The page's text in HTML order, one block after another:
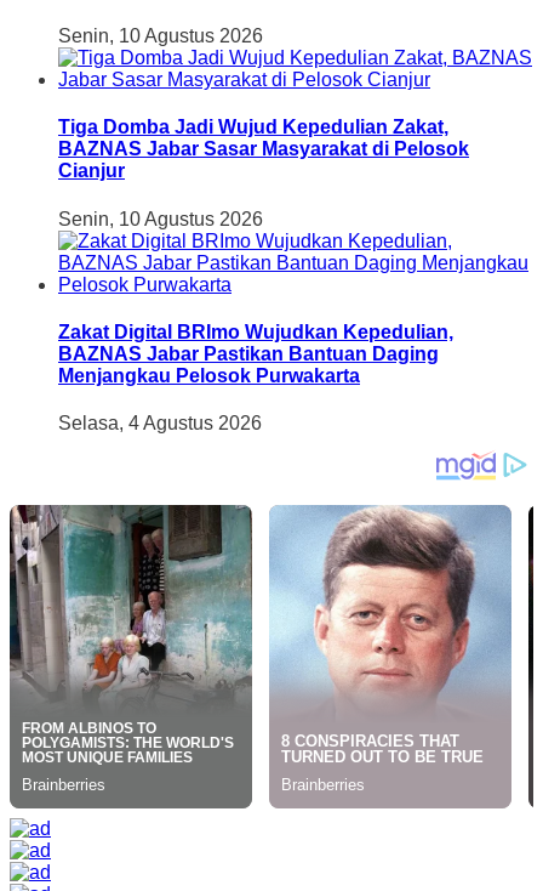
Senin, 10 Agustus 2026
Tiga Domba Jadi Wujud Kepedulian Zakat,
BAZNAS Jabar Sasar Masyarakat di Pelosok
Cianjur
Senin, 10 Agustus 2026
Zakat Digital BRImo Wujudkan Kepedulian,
BAZNAS Jabar Pastikan Bantuan Daging
Menjangkau Pelosok Purwakarta
Selasa, 4 Agustus 2026